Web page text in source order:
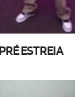
ESTREIA